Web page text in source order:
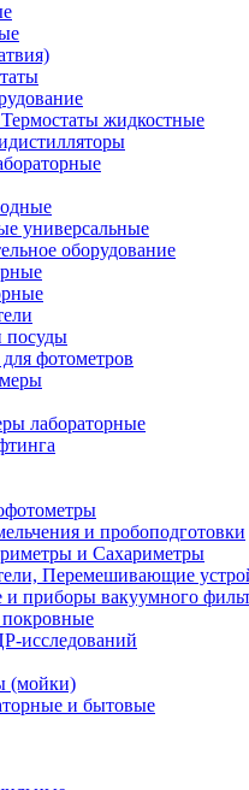
жидкостные
универсальные
оборудование
посуды
фотометров
лабораторные
и пробоподготовки
и Сахариметры
Перемешивающие
приборы вакуумного
исследований
(мойки)
и бытовые